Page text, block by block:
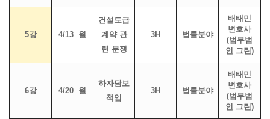
5강 4/13 월
건설도급
계약 관
련 분쟁
3H 법률분야
배태민
변호사
(법무법
인 그린)
6강 4/20 월
하자담보
책임
3H 법률분야
배태민
변호사
(법무법
인 그린)